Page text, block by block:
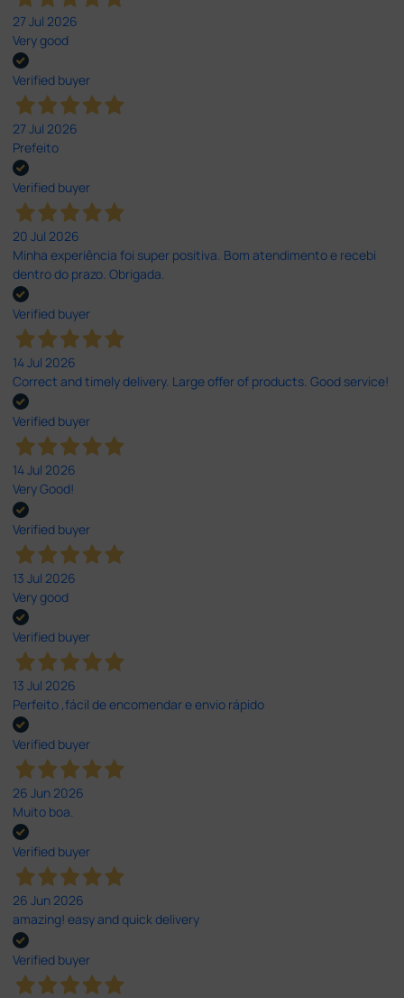
27 Jul 2026
Very good
Verified buyer
27 Jul 2026
Prefeito
Verified buyer
20 Jul 2026
Minha experiência foi super positiva. Bom atendimento e recebi
dentro do prazo. Obrigada.
Verified buyer
14 Jul 2026
Correct and timely delivery. Large offer of products. Good service!
Verified buyer
14 Jul 2026
Very Good!
Verified buyer
13 Jul 2026
Very good
Verified buyer
13 Jul 2026
Perfeito ,fácil de encomendar e envio rápido
Verified buyer
26 Jun 2026
Muito boa.
Verified buyer
26 Jun 2026
amazing! easy and quick delivery
Verified buyer